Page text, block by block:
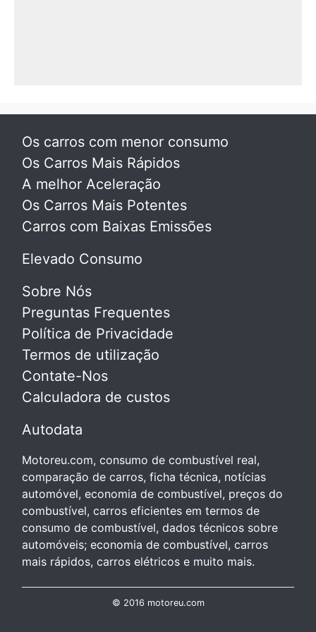
Os carros com menor consumo
Os Carros Mais Rápidos
A melhor Aceleração
Os Carros Mais Potentes
Carros com Baixas Emissões
Elevado Consumo
Sobre Nós
Preguntas Frequentes
Política de Privacidade
Termos de utilização
Contate-Nos
Calculadora de custos
Autodata
Motoreu.com, consumo de combustível real,
comparação de carros, ficha técnica, notícias
automóvel, economia de combustível, preços do
combustível, carros eficientes em termos de
consumo de combustível, dados técnicos sobre
automóveis; economia de combustível, carros
mais rápidos, carros elétricos e muito mais.
© 2016 motoreu.com